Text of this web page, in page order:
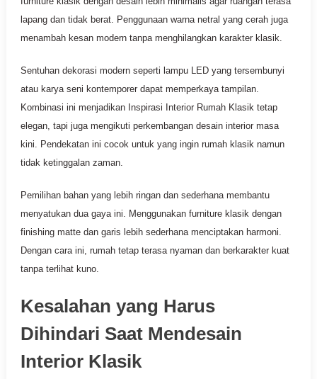
lapang dan tidak berat. Penggunaan warna netral yang cerah juga
menambah kesan modern tanpa menghilangkan karakter klasik.
Sentuhan dekorasi modern seperti lampu LED yang tersembunyi
atau karya seni kontemporer dapat memperkaya tampilan.
Kombinasi ini menjadikan Inspirasi Interior Rumah Klasik tetap
elegan, tapi juga mengikuti perkembangan desain interior masa
kini. Pendekatan ini cocok untuk yang ingin rumah klasik namun
tidak ketinggalan zaman.
Pemilihan bahan yang lebih ringan dan sederhana membantu
menyatukan dua gaya ini. Menggunakan furniture klasik dengan
finishing matte dan garis lebih sederhana menciptakan harmoni.
Dengan cara ini, rumah tetap terasa nyaman dan berkarakter kuat
tanpa terlihat kuno.
Kesalahan yang Harus
Dihindari Saat Mendesain
Interior Klasik